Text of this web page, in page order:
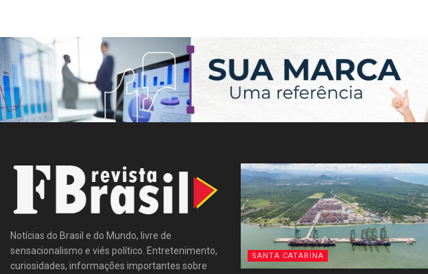
Notícias do Brasil e do Mundo, livre de
sensacionalismo e viés político. Entretenimento,
curiosidades, informações importantes sobre
SANTA CATARINA